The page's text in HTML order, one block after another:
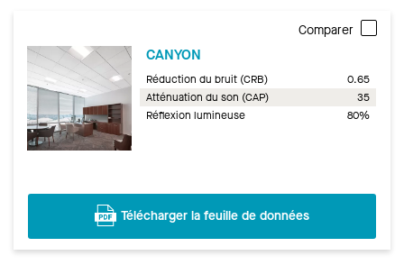
Comparer
CANYON
Réduction du bruit (CRB)
0.65
Atténuation du son (CAP)
35
Réflexion lumineuse
80%
Télécharger la feuille de données